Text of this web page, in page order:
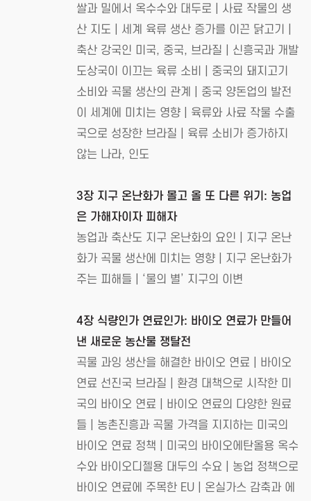
쌀과 밀에서 옥수수와 대두로 | 사료 작물의 생
산 지도 | 세계 육류 생산 증가를 이끈 닭고기 |
축산 강국인 미국, 중국, 브라질 | 신흥국과 개발
도상국이 이끄는 육류 소비 | 중국의 돼지고기
소비와 곡물 생산의 관계 | 중국 양돈업의 발전
이 세계에 미치는 영향 | 육류와 사료 작물 수출
국으로 성장한 브라질 | 육류 소비가 증가하지
않는 나라, 인도
3장 지구 온난화가 몰고 올 또 다른 위기: 농업
은 가해자이자 피해자
농업과 축산도 지구 온난화의 요인 | 지구 온난
화가 곡물 생산에 미치는 영향 | 지구 온난화가
주는 피해들 | ‘물의 별’ 지구의 이변
4장 식량인가 연료인가: 바이오 연료가 만들어
낸 새로운 농산물 쟁탈전
곡물 과잉 생산을 해결한 바이오 연료 | 바이오
연료 선진국 브라질 | 환경 대책으로 시작한 미
국의 바이오 연료 | 바이오 연료의 다양한 원료
들 | 농촌진흥과 곡물 가격을 지지하는 미국의
바이오 연료 정책 | 미국의 바이오에탄올용 옥수
수와 바이오디젤용 대두의 수요 | 농업 정책으로
바이오 연료에 주목한 EU | 온실가스 감축과 에